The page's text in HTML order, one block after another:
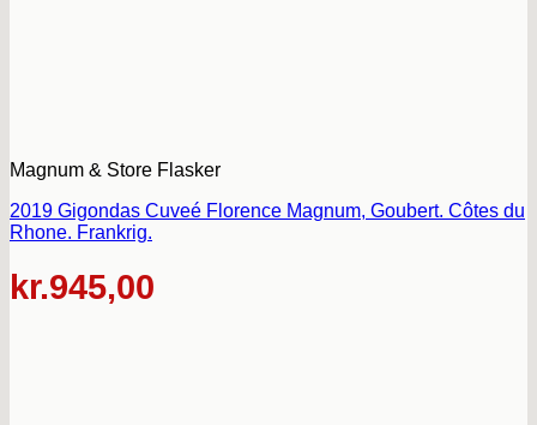
Magnum & Store Flasker
2019 Gigondas Cuveé Florence Magnum, Goubert. Côtes du
Rhone. Frankrig.
kr.945,00